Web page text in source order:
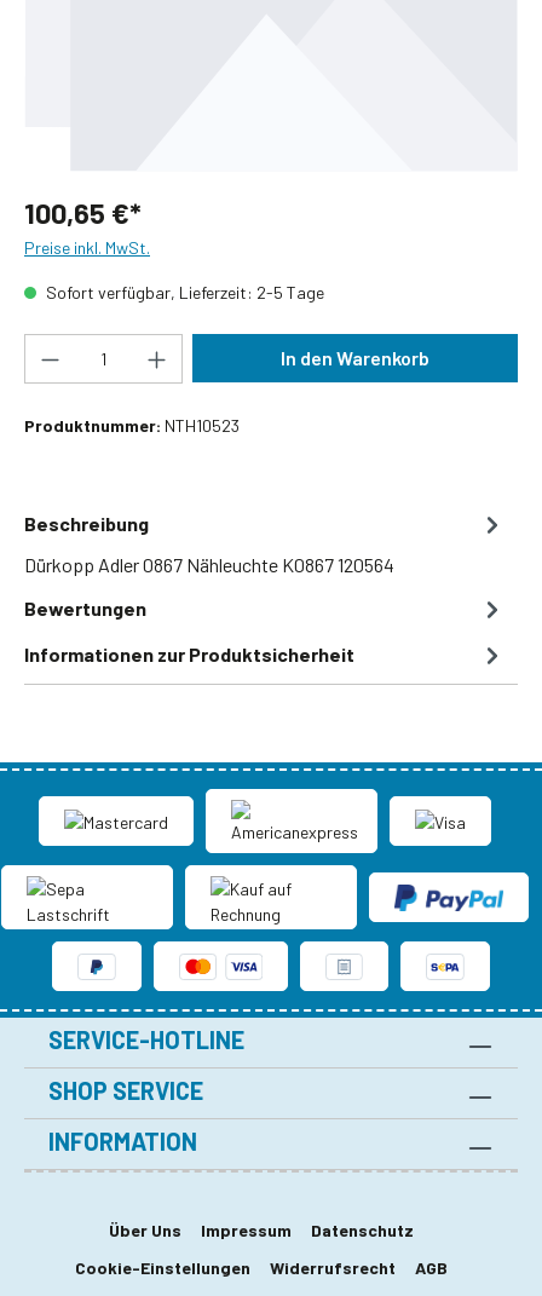
100,65 €*
Preise inkl. MwSt.
Sofort verfügbar, Lieferzeit: 2-5 Tage
Produkt Anzahl: Gib den gewünschten Wert
In den Warenkorb
Produktnummer: NTH10523
Beschreibung
Dürkopp Adler 0867 Nähleuchte K0867 120564
Bewertungen
Informationen zur Produktsicherheit
SERVICE-HOTLINE
SHOP SERVICE
INFORMATION
Über Uns Impressum
Datenschutz
Cookie-Einstellungen
Widerrufsrecht
AGB